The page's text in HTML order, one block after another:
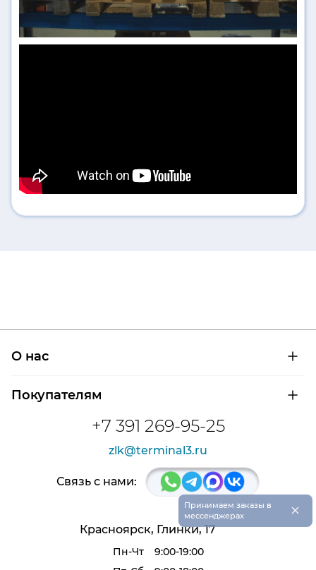
+7 391 269-95-25
zlk@terminal3.ru
О нас
Сертификаты на продукцию
Покупателям
Доставка и оплата
Расшифровка маркировки подшипников
Связь с нами:
Красноярск, Глинки, 17
Пн-Чт
9:00-19:00
Принимаем заказы в
мессенджерах
×